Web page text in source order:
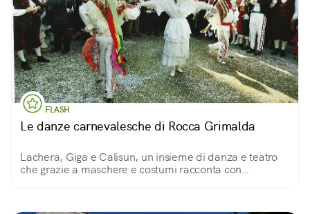
FLASH
Le danze carnevalesche di Rocca Grimalda
Lachera, Giga e Calisun, un insieme di danza e teatro
che grazie a maschere e costumi racconta con